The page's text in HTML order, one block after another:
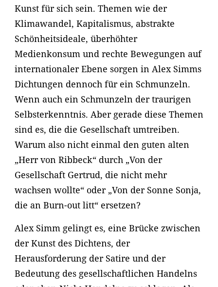
Kunst für sich sein. Themen wie der
Klimawandel, Kapitalismus, abstrakte
Schönheitsideale, überhöhter
Medienkonsum und rechte Bewegungen auf
internationaler Ebene sorgen in Alex Simms
Dichtungen dennoch für ein Schmunzeln.
Wenn auch ein Schmunzeln der traurigen
Selbsterkenntnis. Aber gerade diese Themen
sind es, die die Gesellschaft umtreiben.
Warum also nicht einmal den guten alten
„Herr von Ribbeck“ durch „Von der
Gesellschaft Gertrud, die nicht mehr
wachsen wollte“ oder „Von der Sonne Sonja,
die an Burn-out litt“ ersetzen?
Alex Simm gelingt es, eine Brücke zwischen
der Kunst des Dichtens, der
Herausforderung der Satire und der
Bedeutung des gesellschaftlichen Handelns